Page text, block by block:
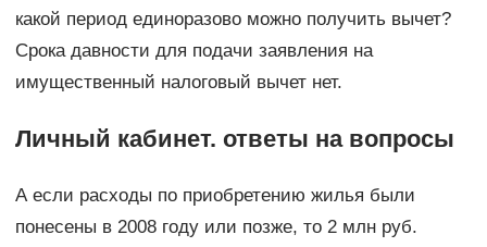
какой период единоразово можно получить вычет?
Срока давности для подачи заявления на
имущественный налоговый вычет нет.
Личный кабинет. ответы на вопросы
А если расходы по приобретению жилья были
понесены в 2008 году или позже, то 2 млн руб.